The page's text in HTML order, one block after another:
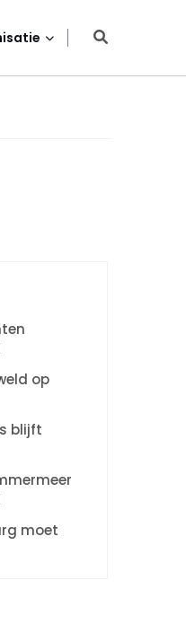
op
blijft
moet